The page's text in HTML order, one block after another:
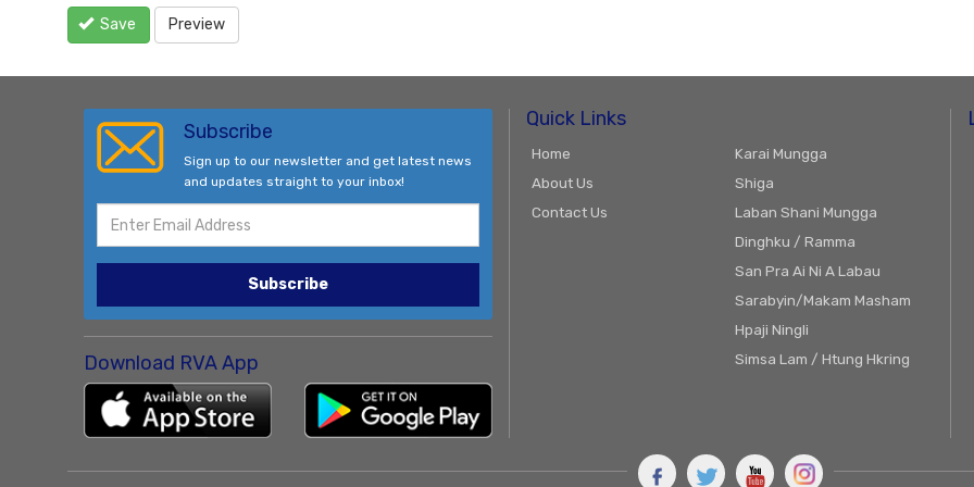
Save Preview
Subscribe
Sign up to our newsletter and get latest news
and updates straight to your inbox!
Subscribe
Download RVA App
Quick Links
Home
About Us
Contact Us
Karai Mungga
Shiga
Laban Shani Mungga
Dinghku / Ramma
San Pra Ai Ni A Labau
Sarabyin/Makam Masham
Hpaji Ningli
Simsa Lam / Htung Hkring